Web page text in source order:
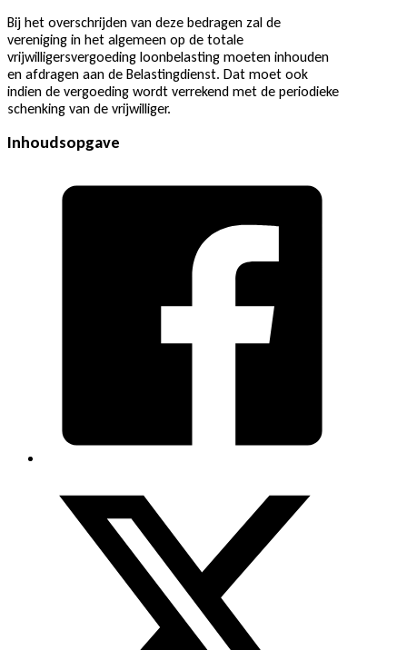
Bij het overschrijden van deze bedragen zal de
vereniging in het algemeen op de totale
vrijwilligersvergoeding loonbelasting moeten inhouden
en afdragen aan de Belastingdienst. Dat moet ook
indien de vergoeding wordt verrekend met de periodieke
schenking van de vrijwilliger.
Inhoudsopgave